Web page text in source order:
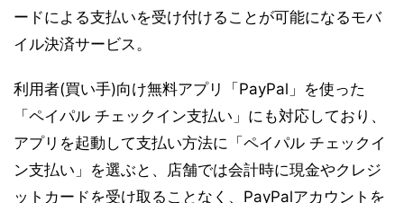
ードによる支払いを受け付けることが可能になるモバ
イル決済サービス。
利用者(買い手)向け無料アプリ「PayPal」を使った
「ペイパル チェックイン支払い」にも対応しており、
アプリを起動して支払い方法に「ペイパル チェックイ
ン支払い」を選ぶと、店舗では会計時に現金やクレジ
ットカードを受け取ることなく、PayPalアカウントを